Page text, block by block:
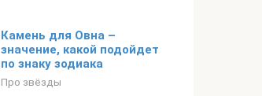
Камень для Овна –
значение, какой подойдет
по знаку зодиака
Про звёзды